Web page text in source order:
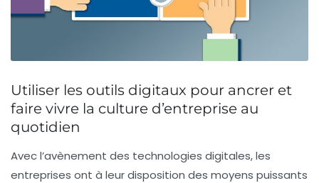
Utiliser les outils digitaux pour ancrer et
faire vivre la culture d’entreprise au
quotidien
Avec l’avènement des technologies digitales, les
entreprises ont à leur disposition des moyens puissants